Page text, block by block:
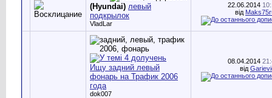
(Hyundai) левый
подкрылок
VladLar
22.06.2014
від
Ищу задний левый
фонарь на Трафик 2006
года
dok007
08.04.2014
від